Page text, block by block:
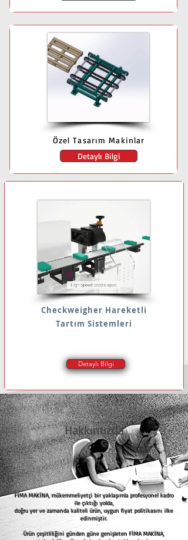
Özel Tasarım Makinlar
Detaylı Bilgi
Detaylı Bilgi
Checkweigher Hareketli
Tartım Sistemleri
Hakkımızda
FİMA MAKİNA, mükemmeliyetçi bir yaklaşımla profesyonel kadro
ile çıktığı yolda,
doğru yer ve zamanda kaliteli ürün, uygun fiyat politikasını ilke
edinmiştir.
Ürün çeşitliliğini günden güne genişleten FİMA MAKİNA,